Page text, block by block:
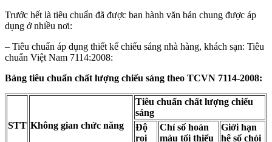
Trước hết là tiêu chuẩn đã được ban hành văn bản chung được áp
dụng ở nhiều nơi:
– Tiêu chuẩn áp dụng thiết kế chiếu sáng nhà hàng, khách sạn: Tiêu
chuẩn Việt Nam 7114:2008:
Bảng tiêu chuẩn chất lượng chiếu sáng theo TCVN 7114-2008:
STT Không gian chức năng
Tiêu chuẩn chất lượng chiếu
sáng
Độ
rọi
Chỉ số hoàn
màu tối thiểu
Giới hạn
hệ số chói